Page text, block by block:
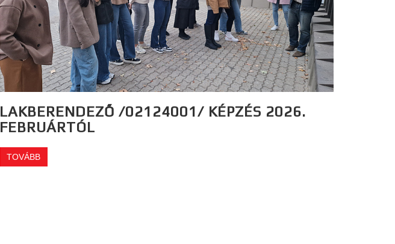
LAKBERENDEZŐ /02124001/ KÉPZÉS 2026.
FEBRUÁRTÓL
TOVÁBB